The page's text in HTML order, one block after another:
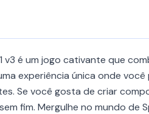
v3 é um jogo cativante que
experiência única onde
Se você gosta de criar
fim. Mergulhe no mundo de